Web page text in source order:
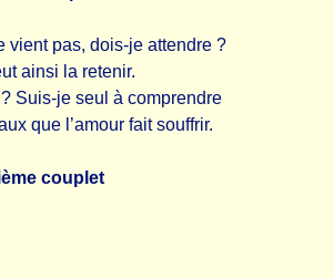
vient pas, dois-je attendre ?
ainsi la retenir.
Suis-je seul à comprendre
que l’amour fait souffrir.
couplet